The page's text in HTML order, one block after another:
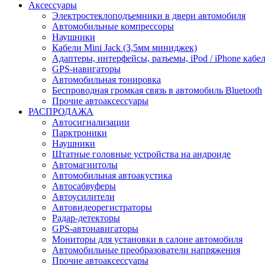
Аксессуары
Электростеклоподъемники в двери автомобиля
Автомобильные компрессоры
Наушники
Кабели Mini Jack (3,5мм миниджек)
Адаптеры, интерфейсы, разъемы, iPod / iPhone
GPS-навигаторы
Автомобильная тонировка
Беспроводная громкая связь в автомобиль Bluetooth
Прочие автоаксессуары
РАСПРОДАЖА
Автосигнализации
Парктроники
Наушники
Штатные головные устройства на андроиде
Автомагнитолы
Автомобильная автоакустика
Автосабвуферы
Автоусилители
Автовидеорегистраторы
Радар-детекторы
GPS-автонавигаторы
Мониторы для установки в салоне автомобиля
Автомобильные преобразователи напряжения
Прочие автоаксессуары